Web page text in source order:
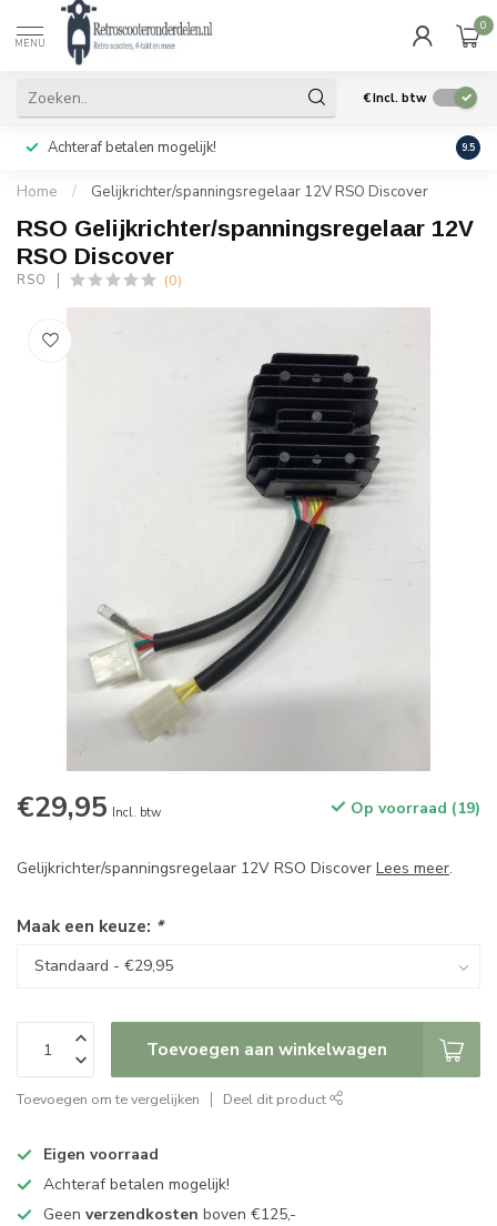
MENU
0
€Incl. btw
Achteraf betalen mogelijk! Geen
9.5
Home / Gelijkrichter/spanningsregelaar 12V RSO Discover
RSO Gelijkrichter/spanningsregelaar 12V
RSO Discover
RSO (0)
€29,95 Incl. btw Op voorraad (19)
Gelijkrichter/spanningsregelaar 12V RSO Discover Lees meer.
Maak een keuze: *
Toevoegen aan winkelwagen
Toevoegen om te vergelijken Deel dit product
Eigen voorraad
Achteraf betalen mogelijk!
Geen verzendkosten boven €125,-